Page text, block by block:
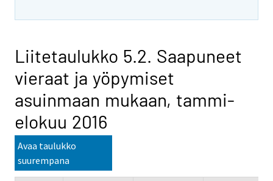
Liitetaulukko 5.2. Saapuneet
vieraat ja yöpymiset
asuinmaan mukaan, tammi-
elokuu 2016
Avaa taulukko
suurempana